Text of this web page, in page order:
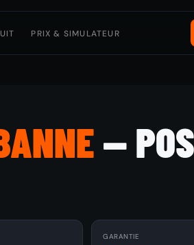
PRIX & SIMULATEUR
—
GARANTIE